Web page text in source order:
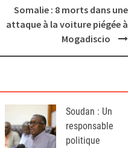
Somalie : 8 morts dans une
attaque à la voiture piégée à
Mogadiscio
Soudan : Un
responsable
politique